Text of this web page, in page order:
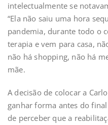
intelectualmente se
“Ela não saiu uma hora
pandemia, durante todo o
terapia e vem para casa,
não há shopping, não há
mãe.
A decisão de colocar a
ganhar forma antes do
de perceber que a